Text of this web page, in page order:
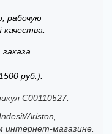
рабочую
руб.).
C00110527.
Ariston,
интернет-магазине.